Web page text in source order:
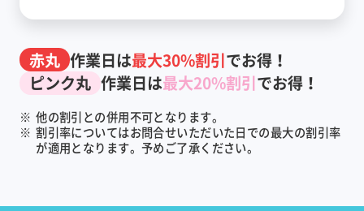
赤丸 作業日は最大30%割引でお得！
ピンク丸 作業日は最大20%割引でお得！
※ 他の割引との併用不可となります。
※ 割引率についてはお問合せいただいた日での最大の割引率
が適用となります。予めご了承ください。